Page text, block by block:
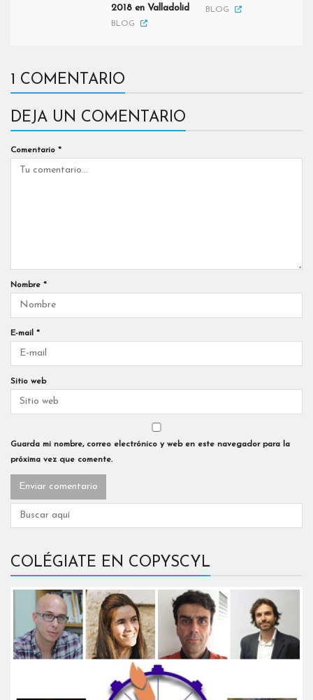
2018 en Valladolid
BLOG
BLOG
1 COMENTARIO
DEJA UN COMENTARIO
Comentario *
Nombre *
E-mail *
Sitio web
Guarda mi nombre, correo electrónico y web en este navegador para la
próxima vez que comente.
COLÉGIATE EN COPYSCYL